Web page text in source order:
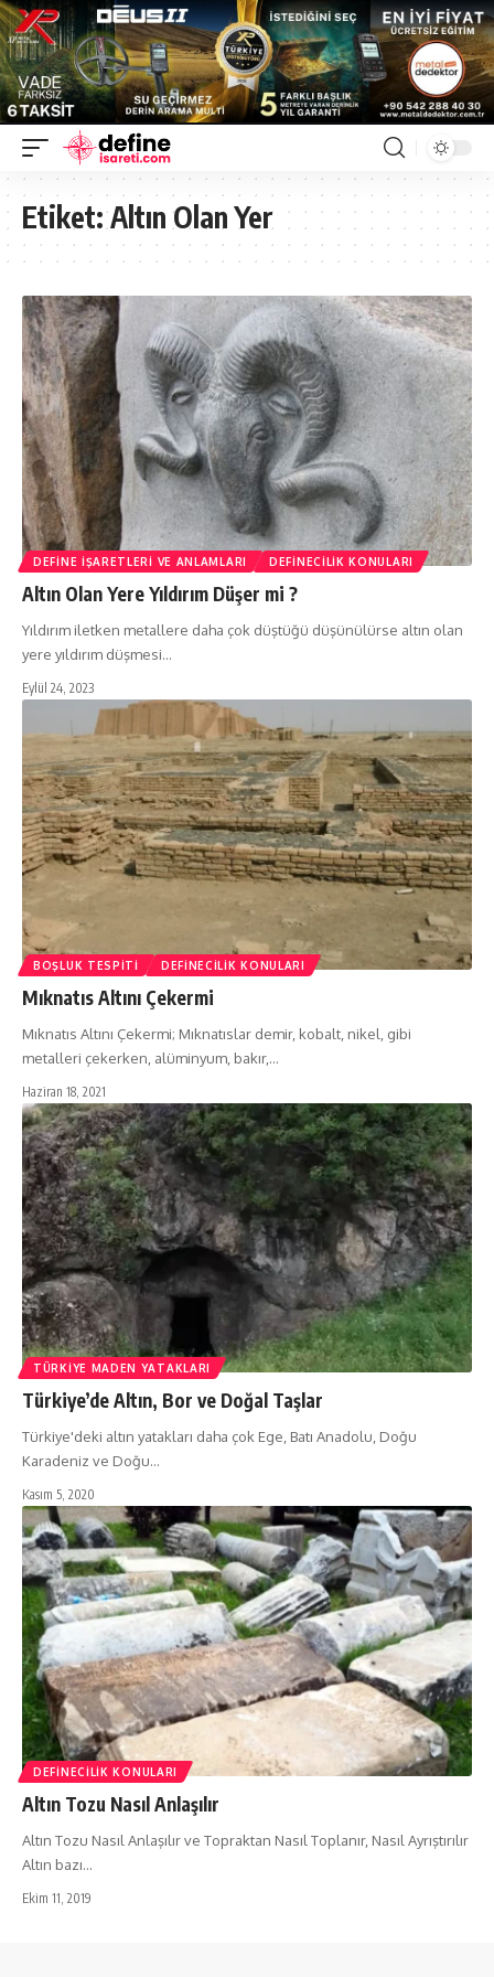
Etiket:Altın Olan Yer
DEFINE İŞARETLERI VE ANLAMLARI DEFINECILIK KONULARI
Altın Olan Yere Yıldırım Düşer mi ?
Yıldırım iletken metallere daha çok düştüğü düşünülürse altın olan
yere yıldırım düşmesi…
Eylül 24, 2023
BOŞLUK TESPITI DEFINECILIK KONULARI
Mıknatıs Altını Çekermi
Mıknatıs Altını Çekermi; Mıknatıslar demir, kobalt, nikel, gibi
metalleri çekerken, alüminyum, bakır,…
Haziran 18, 2021
TÜRKIYE MADEN YATAKLARI
Türkiye’de Altın, Bor ve Doğal Taşlar
Türkiye'deki altın yatakları daha çok Ege, Batı Anadolu, Doğu
Karadeniz ve Doğu…
Kasım 5, 2020
DEFINECILIK KONULARI
Altın Tozu Nasıl Anlaşılır
Altın Tozu Nasıl Anlaşılır ve Topraktan Nasıl Toplanır, Nasıl Ayrıştırılır
Altın bazı…
Ekim 11, 2019